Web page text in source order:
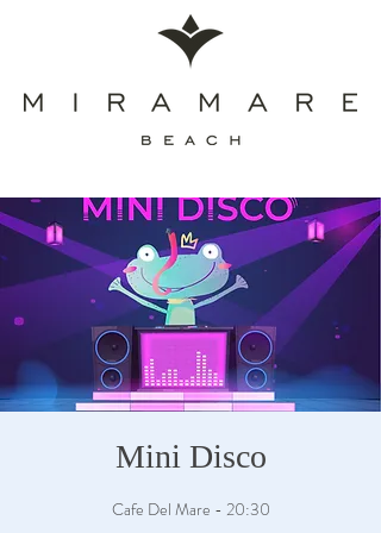
Mini Disco
Cafe Del Mare - 20:30